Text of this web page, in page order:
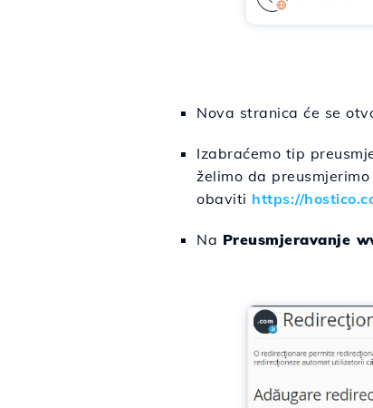
Nova stranica će se
Izabraćemo tip
želimo da
obaviti https://
Na Preusmjeravanje